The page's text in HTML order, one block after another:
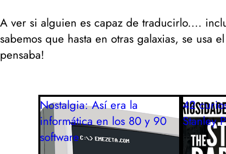
A ver si alguien es capaz de traducirlo....
sabemos que hasta en otras galaxias, se usa
pensaba!
Nostalgia: Así era la
informática en los 80 y 90
software
42
Stanley